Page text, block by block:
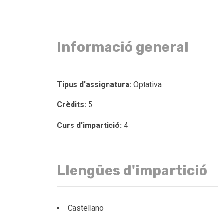
Informació general
Tipus d'assignatura: Optativa
Crèdits: 5
Curs d'impartició: 4
Llengües d'impartició
Castellano